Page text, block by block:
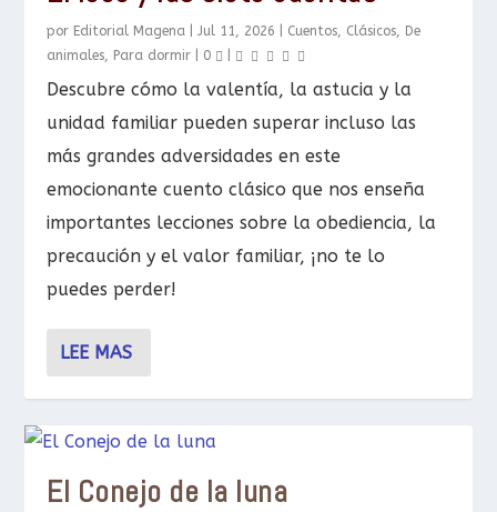
por Editorial Magena |Jul 11, 2026 Cuentos, Clásicos, De
animales, Para dormir 0
Descubre cómo la valentía, la astucia y la
unidad familiar pueden superar incluso las
más grandes adversidades en este
emocionante cuento clásico que nos enseña
importantes lecciones sobre la obediencia, la
precaución y el valor familiar, ¡no te lo
puedes perder!
LEE MAS
El Conejo de la luna